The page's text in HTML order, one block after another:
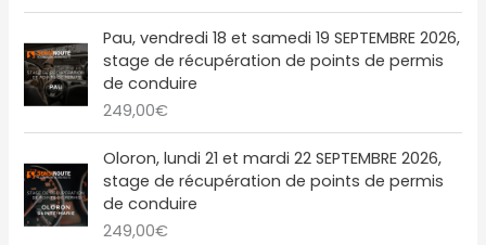
€
.9
,
0
€
.
0
€
a
i
t
9
,
0
:
2
0
€
i
a
l
é
a
i
t
e
l
e
:
2
Pau, vendredi 18 et samedi 19 SEPTEMBRE 2026,
stage de récupération de points de permis
de conduire
249,00€
Oloron, lundi 21 et mardi 22 SEPTEMBRE 2026,
stage de récupération de points de permis
de conduire
249,00€